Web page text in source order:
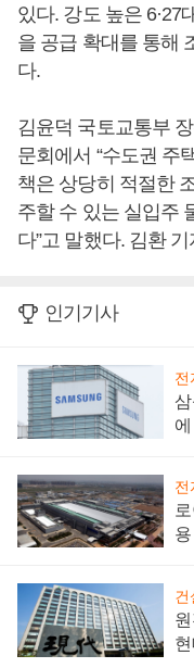
있다. 강도 높은 6·27
을 공급 확대를 통해
다.
김윤덕 국토교통부
문회에서 “수도권 주
책은 상당히 적절한
주할 수 있는 실입주
다”고 말했다. 김환 기
인기기사
전
전
건